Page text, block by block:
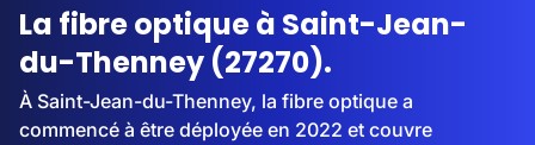
La fibre optique à Saint-Jean-
du-Thenney (27270).
À Saint-Jean-du-Thenney, la fibre optique a
commencé à être déployée en 2022 et couvre